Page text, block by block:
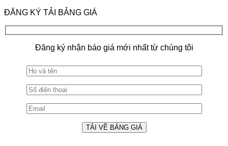
ĐĂNG KÝ TẢI BẢNG GIÁ
Đăng ký nhận báo giá mới nhất từ chúng tôi